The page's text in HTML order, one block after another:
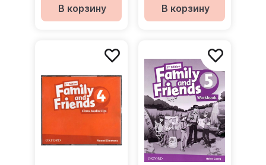
Рабочая тетрадь
В корзину
Аудиодиски
В корзину